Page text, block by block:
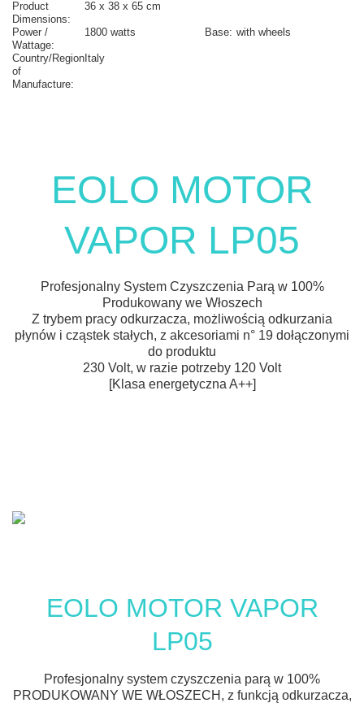
Product
Dimensions:
36 x 38 x 65 cm
Power /
Wattage:
1800 watts Base: with wheels
Country/Region
of
Manufacture:
Italy
EOLO MOTOR
VAPOR LP05
Profesjonalny System Czyszczenia Parą w 100%
Produkowany we Włoszech
Z trybem pracy odkurzacza, możliwością odkurzania
płynów i cząstek stałych, z akcesoriami n° 19 dołączonymi
do produktu
230 Volt, w razie potrzeby 120 Volt
[Klasa energetyczna A++]
EOLO MOTOR VAPOR
LP05
Profesjonalny system czyszczenia parą w 100%
PRODUKOWANY WE WŁOSZECH, z funkcją odkurzacza,